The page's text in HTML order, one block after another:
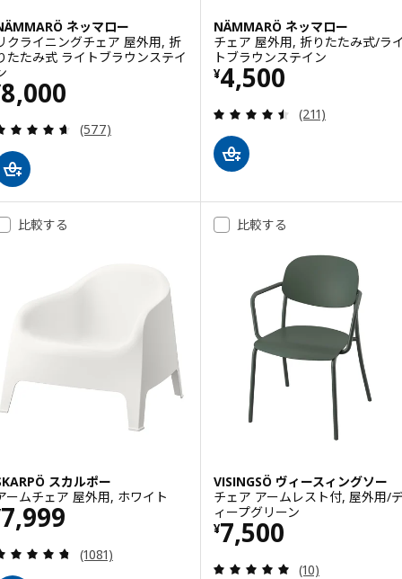
ネッマロー
クライニングチェア 屋外用, 折
たたみ式 ライトブラウンステイ
8,000
格 ¥ 8000
レビュー: 4.6 から 5 星です。 総レビュー数:
(577)
NÄMMARÖ ネッマロー
チェア 屋外用, 折りたたみ式/ラ
トブラウンステイン
¥4,500
価格 ¥ 4500
レビュー: 4.5
(211)
比較する
スカルポー
ームチェア 屋外用, ホワイト
7,999
格 ¥ 7999
レビュー: 4.7 から 5 星です。 総レビュー数:
(1081)
比較する
VISINGSÖ ヴィースィングソー
チェア アームレスト付, 屋外用/
ィープグリーン
¥7,500
価格 ¥ 7500
レビュー: 4.9
(10)